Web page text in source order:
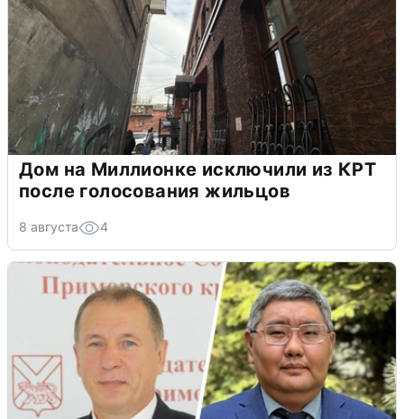
Дом на Миллионке исключили из КРТ
после голосования жильцов
8 августа 4